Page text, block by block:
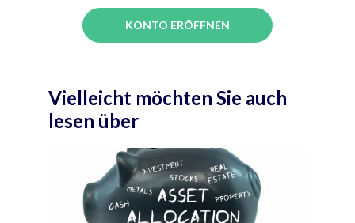
KONTO ERÖFFNEN
Vielleicht möchten Sie auch
lesen über